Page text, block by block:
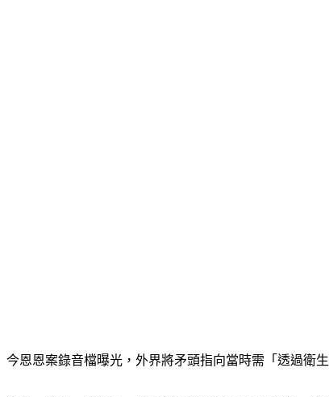
今恩恩案錄音檔曝光，外界將矛頭指向當時需「透過衛